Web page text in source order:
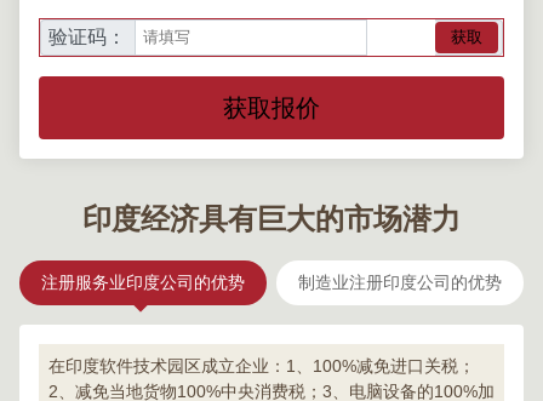
验证码： 获取
获取报价
印度经济具有巨大的市场潜力
注册服务业印度公司的优势 制造业注册印度公司的优势
在印度软件技术园区成立企业：1、100%减免进口关税；
2、减免当地货物100%中央消费税；3、电脑设备的100%加